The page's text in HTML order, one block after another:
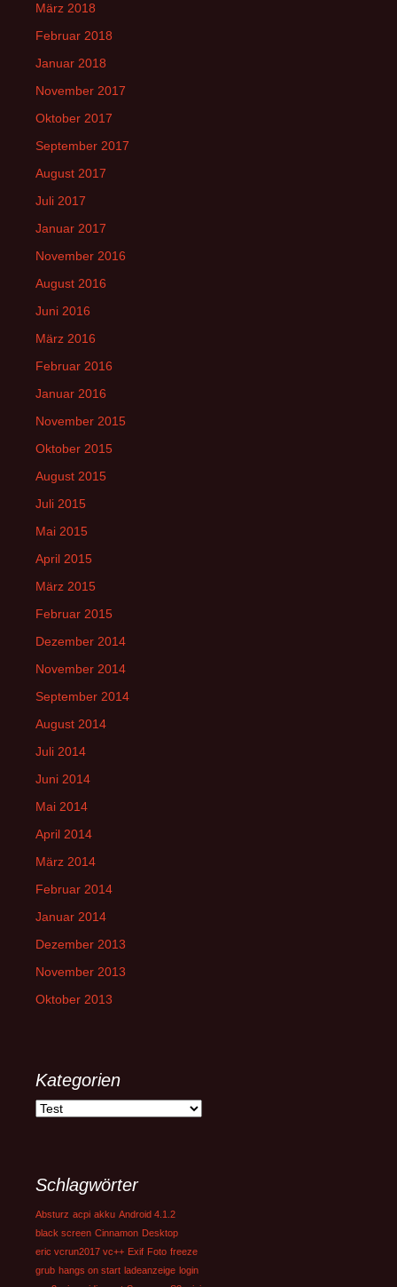
März 2018
Februar 2018
Januar 2018
November 2017
Oktober 2017
September 2017
August 2017
Juli 2017
Januar 2017
November 2016
August 2016
Juni 2016
März 2016
Februar 2016
Januar 2016
November 2015
Oktober 2015
August 2015
Juli 2015
Mai 2015
April 2015
März 2015
Februar 2015
Dezember 2014
November 2014
September 2014
August 2014
Juli 2014
Juni 2014
Mai 2014
April 2014
März 2014
Februar 2014
Januar 2014
Dezember 2013
November 2013
Oktober 2013
Kategorien
Kategorien
Schlagwörter
Absturz acpi akku Android 4.1.2
black screen Cinnamon Desktop
eric vcrun2017 vc++ Exif Foto freeze
grub hangs on start ladeanzeige login